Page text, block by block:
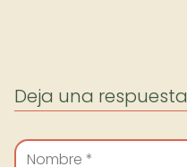
Deja una respuesta